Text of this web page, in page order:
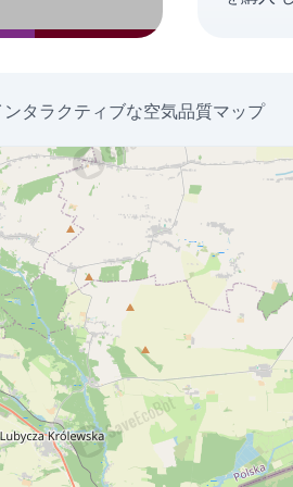
ンタラクティブな空気品質マップ